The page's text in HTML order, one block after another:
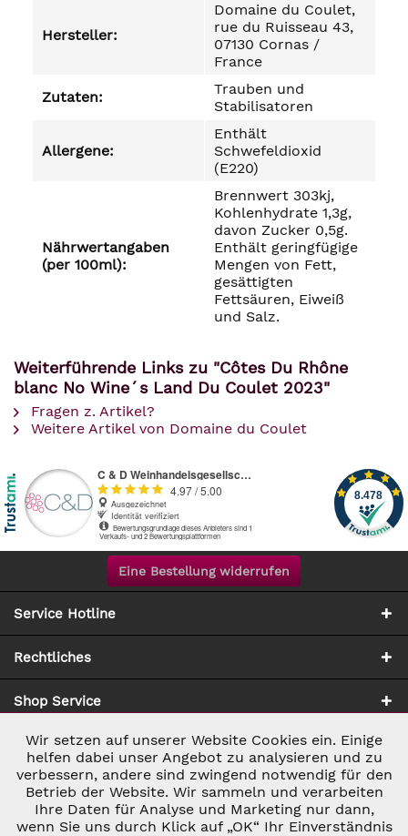
Hersteller:
Domaine du Coulet,
rue du Ruisseau 43,
07130 Cornas /
France
Zutaten:
Trauben und
Stabilisatoren
Allergene:
Enthält
Schwefeldioxid
(E220)
Nährwertangaben
(per 100ml):
Brennwert 303kj,
Kohlenhydrate 1,3g,
davon Zucker 0,5g.
Enthält geringfügige
Mengen von Fett,
gesättigten
Fettsäuren, Eiweiß
und Salz.
Weiterführende Links zu "Côtes Du Rhône
blanc No Wine´s Land Du Coulet 2023"
Fragen z. Artikel?
Weitere Artikel von Domaine du Coulet
Eine Bestellung widerrufen
Service Hotline
Rechtliches
Shop Service
Zahlung & Versand
Notwendig Aktiv
Marketing Inaktiv
Wir setzen auf unserer Website Cookies ein. Einige
helfen dabei unser Angebot zu analysieren und zu
verbessern, andere sind zwingend notwendig für den
Betrieb der Website. Wir sammeln und verarbeiten
Ihre Daten für Analyse und Marketing nur dann,
wenn Sie uns durch Klick auf „OK“ Ihr Einverständnis